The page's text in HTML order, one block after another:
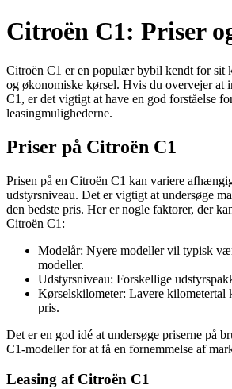
Citroën C1: Priser
Citroën C1 er en populær bybil kendt for sit
og økonomiske kørsel. Hvis du overvejer at
C1, er det vigtigt at have en god forståelse
leasingmulighederne.
Priser på Citroën C1
Prisen på en Citroën C1 kan variere
udstyrsniveau. Det er vigtigt at undersøge
den bedste pris. Her er nogle faktorer, der
Citroën C1:
Modelår: Nyere modeller vil typisk
modeller.
Udstyrsniveau: Forskellige
Kørselskilometer: Lavere kilometertal
pris.
Det er en god idé at undersøge priserne på
C1-modeller for at få en fornemmelse af
Leasing af Citroën C1